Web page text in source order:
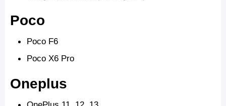
Poco
Poco F6
Poco X6 Pro
Oneplus